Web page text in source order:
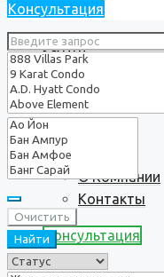
Услуги
О нас
О Компании
Контакты
Консультация
Консультация
Очистить
Найти